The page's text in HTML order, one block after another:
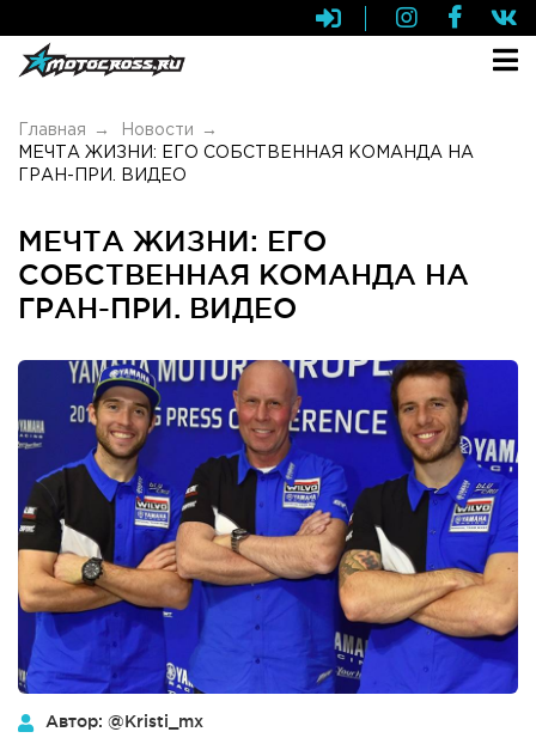
Главная
Новости
МЕЧТА ЖИЗНИ: ЕГО СОБСТВЕННАЯ КОМАНДА НА
ГРАН-ПРИ. ВИДЕО
МЕЧТА ЖИЗНИ: ЕГО
СОБСТВЕННАЯ КОМАНДА НА
ГРАН-ПРИ. ВИДЕО
Автор: @Kristi_mx